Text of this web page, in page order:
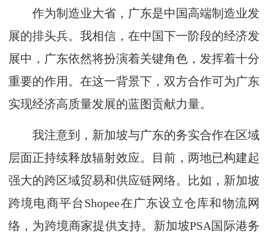
作为制造业大省，广东是中国高端制造业发
展的排头兵。我相信，在中国下一阶段的经济发
展中，广东依然将扮演着关键角色，发挥着十分
重要的作用。在这一背景下，双方合作可为广东
实现经济高质量发展的蓝图贡献力量。
我注意到，新加坡与广东的务实合作在区域
层面正持续释放辐射效应。目前，两地已构建起
强大的跨区域贸易和供应链网络。比如，新加坡
跨境电商平台Shopee在广东设立仓库和物流网
络，为跨境商家提供支持。新加坡PSA国际港务